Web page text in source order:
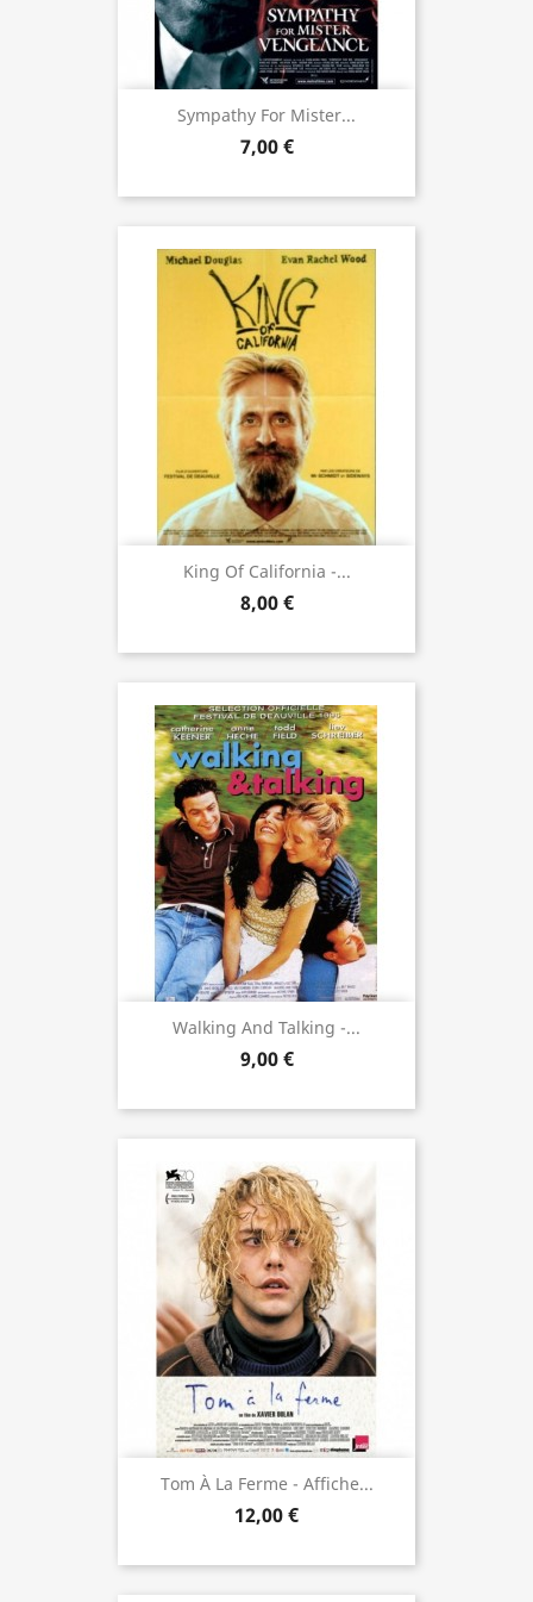
Sympathy For Mister...
7,00 €
King Of California -...
8,00 €
Walking And Talking -...
9,00 €
Tom À La Ferme - Affiche...
12,00 €